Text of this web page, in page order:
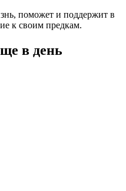
поможет и поддержит в
к своим предкам.
в день